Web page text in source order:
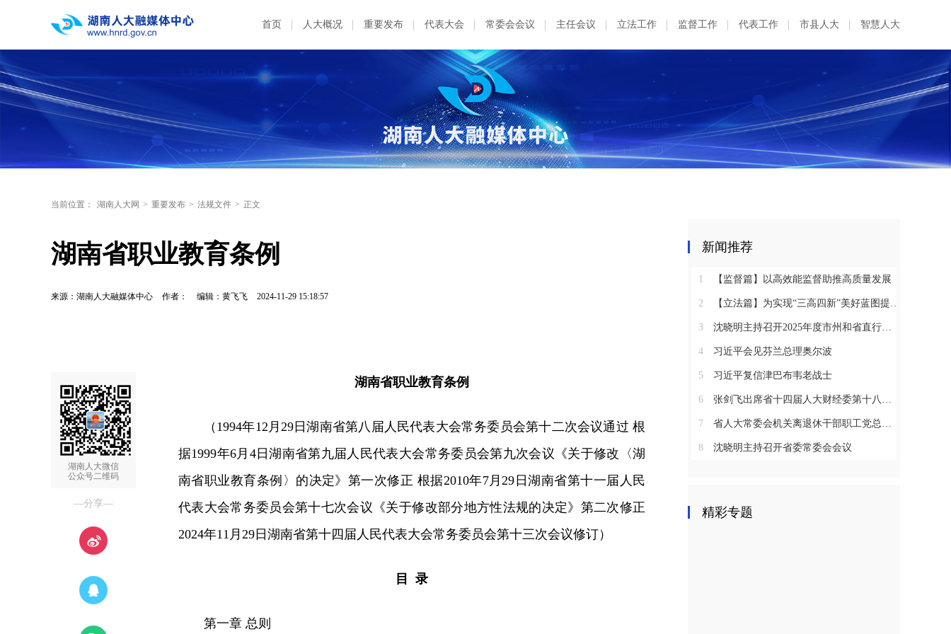
首页 人大概况 重要发布 代表大会 常委会会议 主任会议 立法工作 监督工作 代表工作 市县人大 智慧人大
当前位置： 湖南人大网 > 重要发布 > 法规文件 > 正文
湖南省职业教育条例
来源：湖南人大融媒体中心 作者： 编辑：黄飞飞 2024-11-29 15:18:57
湖南人大微信
公众号二维码
—分享—
湖南省职业教育条例
（1994年12月29日湖南省第八届人民代表大会常务委员会第十二次会议通过 根
据1999年6月4日湖南省第九届人民代表大会常务委员会第九次会议《关于修改〈湖
南省职业教育条例〉的决定》第一次修正 根据2010年7月29日湖南省第十一届人民
代表大会常务委员会第十七次会议《关于修改部分地方性法规的决定》第二次修正
2024年11月29日湖南省第十四届人民代表大会常务委员会第十三次会议修订）
目 录
第一章 总则
新闻推荐
1 【监督篇】以高效能监督助推高质量发展
2 【立法篇】为实现“三高四新”美好蓝图提供坚实法治保障
3 沈晓明主持召开2025年度市州和省直行业系统党（工）委书记抓基层党建工作述职评议会议
4 习近平会见芬兰总理奥尔波
5 习近平复信津巴布韦老战士
6 张剑飞出席省十四届人大财经委第十八次全体会议
7 省人大常委会机关离退休干部职工党总支召开2025年度总结表彰大会
8 沈晓明主持召开省委常委会会议
精彩专题